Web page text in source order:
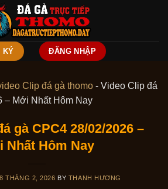
KÝ ĐĂNG NHẬP
Clip đá gà thomo - Video Clip đá
– Mới Nhất Hôm Nay
gà CPC4 28/02/2026 –
Nhất Hôm Nay
THÁNG 2, 2026 BY THANH HƯƠNG